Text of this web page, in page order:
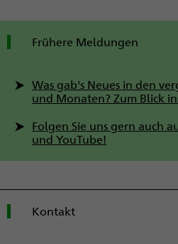
Frühere Meldungen
Was gab's Neues in den
und Monaten? Zum Blick
Folgen Sie uns gern auch
und YouTube!
Kontakt